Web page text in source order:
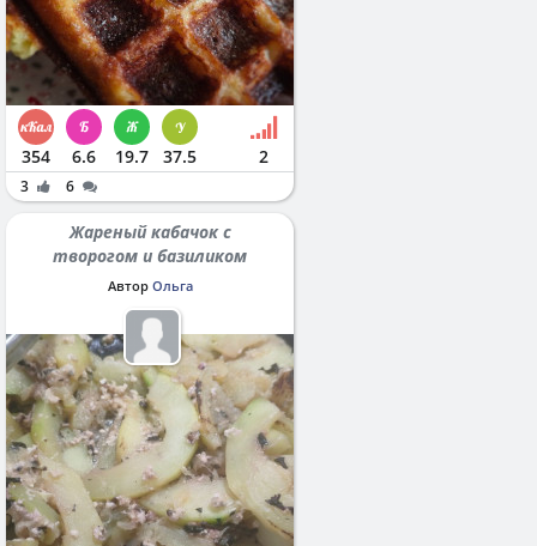
354 6.6 19.7 37.5 2
3 6
Жареный кабачок с
творогом и базиликом
Автор Ольга